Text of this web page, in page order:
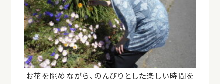
お花を眺めながら、のんびりとした楽しい時間を